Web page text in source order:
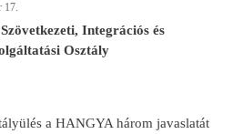
17.
Integrációs és
Osztály
a HANGYA három javaslatát